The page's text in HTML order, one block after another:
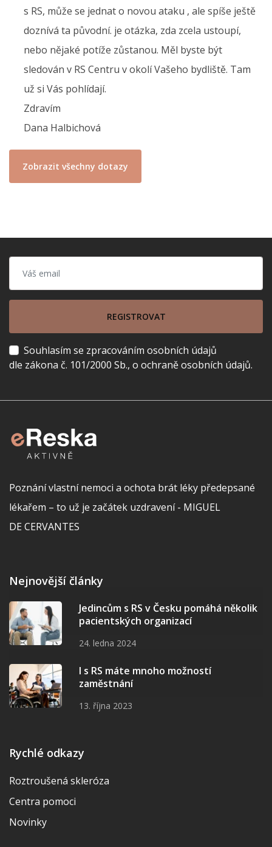
s RS, může se jednat o novou ataku , ale spíše ještě
doznívá ta původní. je otázka, zda zcela ustoupí,
nebo nějaké potíže zůstanou. Měl byste být
sledován v RS Centru v okolí Vašeho bydliště. Tam
už si Vás pohlídají.
Zdravím
Dana Halbichová
Zobrazit všechny dotazy
REGISTROVAT
Souhlasím se zpracováním osobních údajů
dle zákona č. 101/2000 Sb., o ochraně osobních údajů.
Poznání vlastní nemoci a ochota brát léky předepsané
lékařem – to už je začátek uzdravení - MIGUEL
DE CERVANTES
Nejnovější články
Jedincům s RS v Česku pomáhá několik
pacientských organizací
24. ledna 2024
I s RS máte mnoho možností
zaměstnání
13. října 2023
Rychlé odkazy
Roztroušená skleróza
Centra pomoci
Novinky